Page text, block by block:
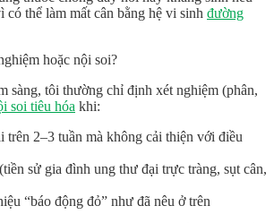
có thể làm mất cân bằng hệ vi sinh đường
hoặc nội soi?
sàng, tôi thường chỉ định xét nghiệm (phân,
soi tiêu hóa khi:
trên 2–3 tuần mà không cải thiện với điều
sử gia đình ung thư đại trực tràng, sụt cân,
“báo động đỏ” như đã nêu ở trên